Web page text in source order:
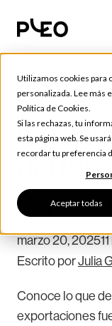
Utilizamos cookies para
personalizada. Lee más
Política de Cookies.
Si las rechazas, tu
esta página web. Se
recordar tu preferencia
Aceptar todas
Consejos y
Qué
del
marzo 20, 2025
Escrito porJulia
Conoce lo que
exportaciones